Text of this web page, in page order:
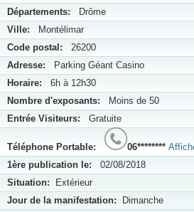
Départements: Drôme
Ville: Montélimar
Code postal: 26200
Adresse: Parking Géant Casino
Horaire: 6h à 12h30
Nombre d'exposants: Moins de 50
Entrée Visiteurs: Gratuite
Téléphone Portable: 06********
1ère publication le: 02/08/2018
Situation: Extérieur
Jour de la manifestation: Dimanche